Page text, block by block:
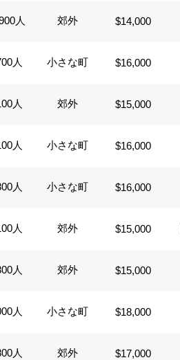
人 郊外 $14,000
人 小さな町 $16,000
人 郊外 $15,000
人 小さな町 $16,000
人 小さな町 $16,000
人 郊外 $15,000
人 郊外 $15,000
人 小さな町 $18,000
人 郊外 $17,000